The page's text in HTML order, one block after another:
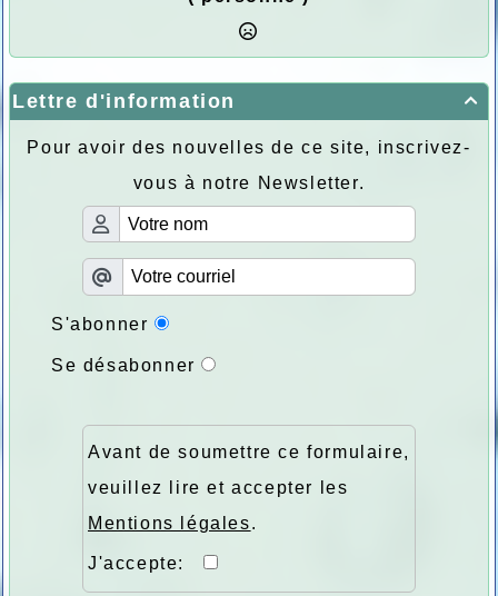

Lettre d'information
Pour avoir des nouvelles de ce site, inscrivez-
vous à notre Newsletter.
S'abonner
Se désabonner
Avant de soumettre ce formulaire,
veuillez lire et accepter les
Mentions légales.
J'accepte: